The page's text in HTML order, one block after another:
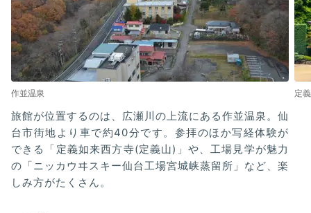
作並温泉 定
旅館が位置するのは、広瀬川の上流にある作並温泉。仙
台市街地より車で約40分です。参拝のほか写経体験が
できる「定義如来西方寺(定義山)」や、工場見学が魅力
の「ニッカウヰスキー仙台工場宮城峡蒸留所」など、楽
しみ方がたくさん。